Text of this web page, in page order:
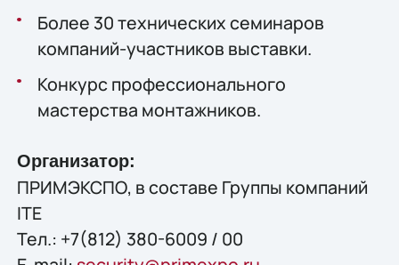
Более 30 технических семинаров
компаний-участников выставки.
Конкурс профессионального
мастерства монтажников.
Организатор:
ПРИМЭКСПО, в составе Группы компаний
ITE
Тел.: +7(812) 380-6009 / 00